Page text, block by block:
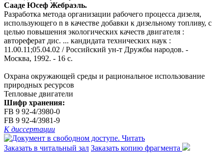
Сааде Юсеф Жебраэль.
Разработка метода организации рабочего процесса дизеля,
использующего n в качестве добавки к дизельному топливу, с
целью повышения экологических качеств двигателя :
автореферат дис. ... кандидата технических наук :
11.00.11;05.04.02 / Российский ун-т Дружбы народов. -
Москва, 1992. - 16 с.
Охрана окружающей среды и рациональное использование
природных ресурсов
Тепловые двигатели
Шифр хранения:
FB 9 92-4/3980-0
FB 9 92-4/3981-9
К диссертации
Читать
Заказать в читальный зал Заказать копию фрагмента